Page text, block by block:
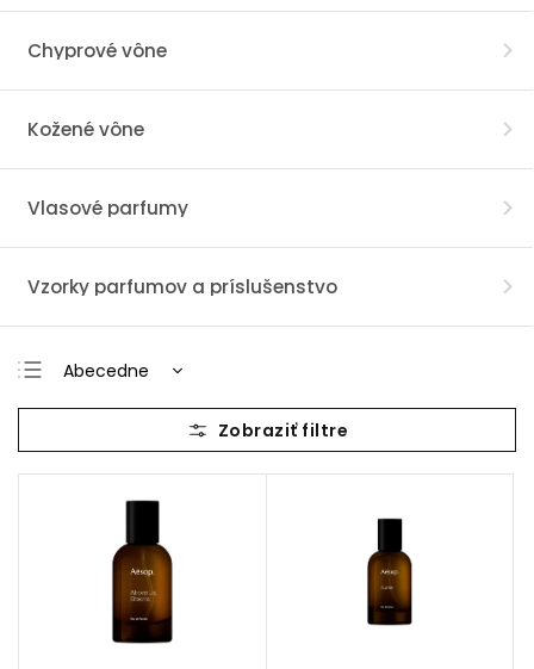
Chyprové vône
Kožené vône
Vlasové parfumy
Vzorky parfumov a príslušenstvo
Abecedne
Najlacnejšie
Najdrahšie